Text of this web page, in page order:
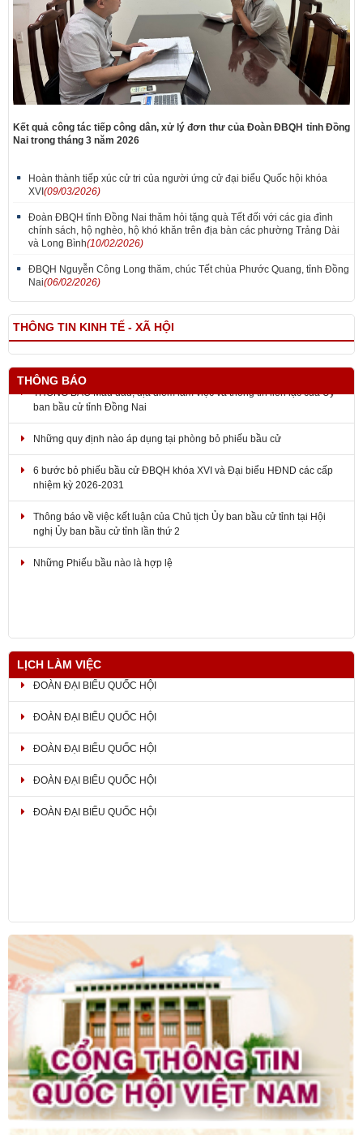
Kết quả công tác tiếp công dân, xử lý đơn thư của Đoàn ĐBQH tỉnh Đồng
Nai trong tháng 3 năm 2026
Hoàn thành tiếp xúc cử tri của người ứng cử đại biểu Quốc hội khóa
XVI (09/03/2026)
Đoàn ĐBQH tỉnh Đồng Nai thăm hỏi tặng quà Tết đối với các gia đình
chính sách, hộ nghèo, hộ khó khăn trên địa bàn các phường Trảng Dài
và Long Bình(10/02/2026)
ĐBQH Nguyễn Công Long thăm, chúc Tết chùa Phước Quang, tỉnh Đồng
Nai(06/02/2026)
THÔNG TIN KINH TẾ - XÃ HỘI
THÔNG BÁO
THÔNG BÁO Mẫu dấu, địa điểm làm việc và thông tin liên lạc của Ủy
ban bầu cử tỉnh Đồng Nai
Những quy định nào áp dụng tại phòng bỏ phiếu bầu cử
6 bước bỏ phiếu bầu cử ĐBQH khóa XVI và Đại biểu HĐND các cấp
nhiệm kỳ 2026-2031
Thông báo về việc kết luận của Chủ tịch Ủy ban bầu cử tỉnh tại Hội
nghị Ủy ban bầu cử tỉnh lần thứ 2
Những Phiếu bầu nào là hợp lệ
LỊCH LÀM VIỆC
ĐOÀN ĐẠI BIỂU QUỐC HỘI
ĐOÀN ĐẠI BIỂU QUỐC HỘI
ĐOÀN ĐẠI BIỂU QUỐC HỘI
ĐOÀN ĐẠI BIỂU QUỐC HỘI
ĐOÀN ĐẠI BIỂU QUỐC HỘI